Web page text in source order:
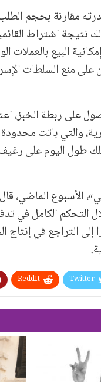
مقارنة بحجم
نتيجة اشتراط
دون إمكانية البيع
منع السلطات
على ربطة الخبز،
والتي باتت
طول اليوم على
الأسبوع
التحكم الكامل في
إلى التراجع في
Twitter
ReddIt